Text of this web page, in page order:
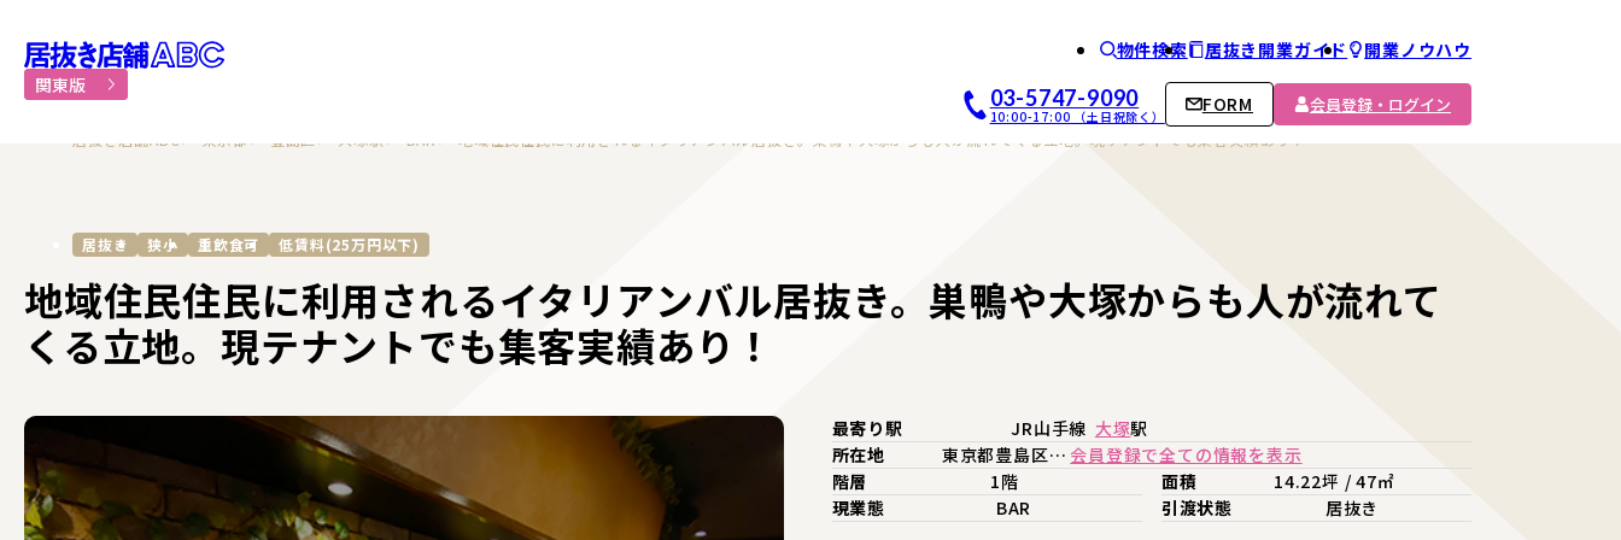
居抜き物件・貸店舗での飲食店開業｜居抜き店舗ABCホーム
関東版
物件検索 居抜き開業ガイド 開業ノウハウ
03-5747-9090
10:00-17:00 （土日祝除く）
FORM 会員登録・ログイン
居抜き店舗ABC 東京都 豊島区 大塚駅 BAR 地域住民住民に利用されるイタリアンバル居抜き。巣鴨や大塚からも人が流れてくる立地。現テナントでも集客実績あり！
居抜き 狭小 重飲食可 低賃料(25万円以下)
地域住民住民に利用されるイタリアンバル居抜き。巣鴨や大塚からも人が流れて
くる立地。現テナントでも集客実績あり！
最寄り駅 JR山手線 大塚駅
所在地
東京都豊島区… 会員登録で全ての情報を表示
階層
1階 面積
14.22坪 / 47㎡
現業態
BAR 引渡状態 居抜き